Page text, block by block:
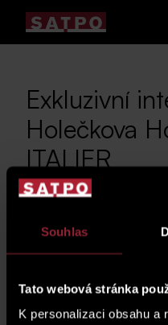
Souhlas
Tato webová stránka
K personalizaci obsahu a
Exkluzivní
Holečkova
ITALIER
18. 10. 2022